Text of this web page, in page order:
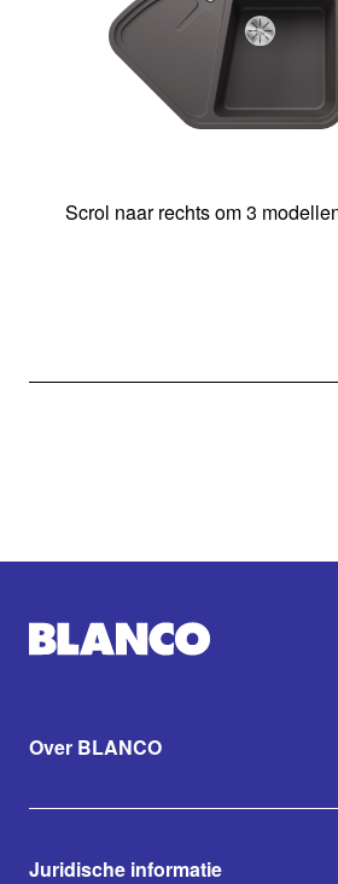
Scrol naar rechts om 3
Over BLANCO
Juridische informatie